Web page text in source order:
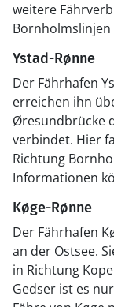
weitere
Bornholmslinjen
Ystad-Rønne
Der Fährhafen
erreichen ihn
Øresundbrücke
verbindet. Hier
Richtung
Informationen
Køge-Rønne
Der Fährhafen
an der Ostsee.
in Richtung
Gedser ist es